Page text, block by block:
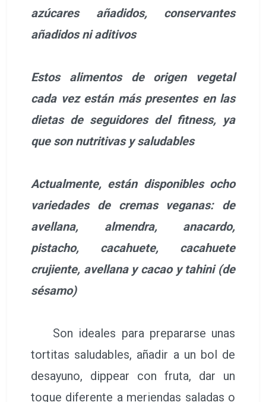
azúcares añadidos, conservantes
añadidos ni aditivos
Estos alimentos de origen vegetal
cada vez están más presentes en las
dietas de seguidores del fitness, ya
que son nutritivas y saludables
Actualmente, están disponibles ocho
variedades de cremas veganas: de
avellana, almendra, anacardo,
pistacho, cacahuete, cacahuete
crujiente, avellana y cacao y tahini (de
sésamo)
Son ideales para prepararse unas
tortitas saludables, añadir a un bol de
desayuno, dippear con fruta, dar un
toque diferente a meriendas saladas o